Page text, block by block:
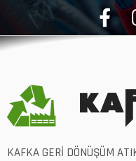
KAFKA GERİ DÖNÜŞÜM